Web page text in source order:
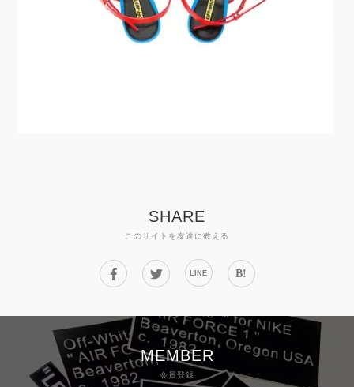
SHARE
このサイトを友達に教える
LINE B!
MEMBER
会員登録